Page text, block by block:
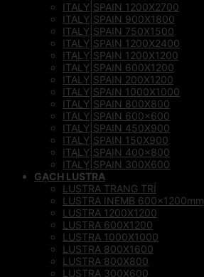
ITALY|SPAIN 1200X2700
ITALY|SPAIN 900X1800
ITALY|SPAIN 750X1500
ITALY|SPAIN 1200X2400
ITALY|SPAIN 1200X1200
ITALY|SPAIN 600X1200
ITALY|SPAIN 200X1200
ITALY|SPAIN 1000X1000
ITALY|SPAIN 800X800
ITALY|SPAIN 600×600
ITALY|SPAIN 450X900
ITALY|SPAIN 150X900
ITALY|SPAIN 400×800
ITALY|SPAIN 300X600
GẠCH LUSTRA
LUSTRA TRANG TRÍ
LUSTRA INEMB 600x1200mm
LUSTRA 1200X1200
LUSTRA 600X1200
LUSTRA 1000X1000
LUSTRA 800X1600
LUSTRA 800X800
LUSTRA 300X600